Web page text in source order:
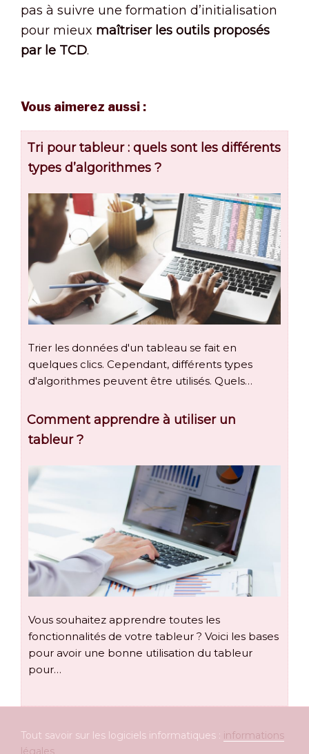
pas à suivre une formation d’initialisation
pour mieux maîtriser les outils proposés
par le TCD.
Vous aimerez aussi :
Tri pour tableur : quels sont les différents
types d’algorithmes ?
Trier les données d'un tableau se fait en
quelques clics. Cependant, différents types
d'algorithmes peuvent être utilisés. Quels…
Comment apprendre à utiliser un
tableur ?
Vous souhaitez apprendre toutes les
fonctionnalités de votre tableur ? Voici les bases
pour avoir une bonne utilisation du tableur
pour…
Tout savoir sur les logiciels informatiques : informations
légales